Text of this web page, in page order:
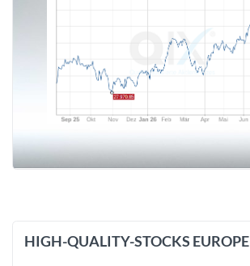
HIGH-QUALITY-STOCKS EUROPE